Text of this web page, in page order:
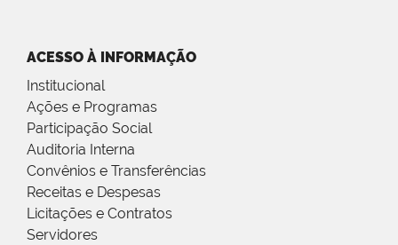
ACESSO À INFORMAÇÃO
Institucional
Ações e Programas
Participação Social
Auditoria Interna
Convênios e Transferências
Receitas e Despesas
Licitações e Contratos
Servidores